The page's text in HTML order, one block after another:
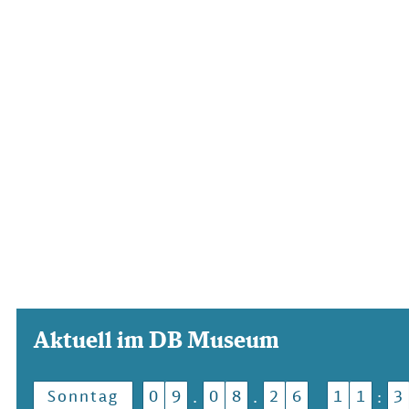
Aktuell im DB Museum
Sonntag 0 9 . 0 8 . 2 6 1 1 : 3